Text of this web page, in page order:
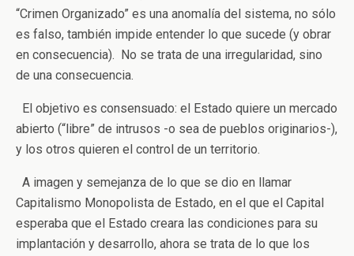
“Crimen Organizado” es una anomalía del sistema, no sólo
es falso, también impide entender lo que sucede (y obrar
en consecuencia). No se trata de una irregularidad, sino
de una consecuencia.
El objetivo es consensuado: el Estado quiere un mercado
abierto (“libre” de intrusos -o sea de pueblos originarios-),
y los otros quieren el control de un territorio.
A imagen y semejanza de lo que se dio en llamar
Capitalismo Monopolista de Estado, en el que el Capital
esperaba que el Estado creara las condiciones para su
implantación y desarrollo, ahora se trata de lo que los